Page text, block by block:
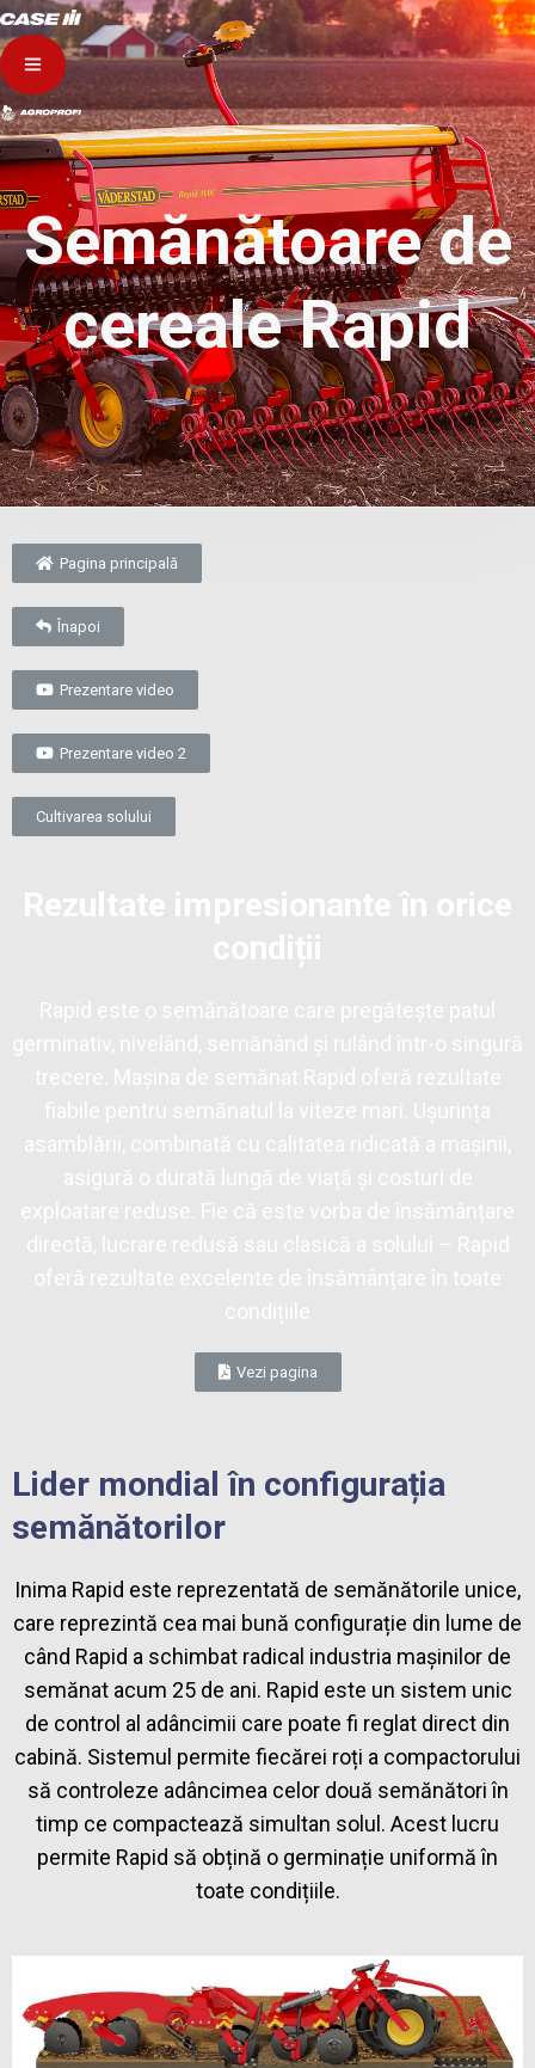
Semănătoare de
cereale Rapid
Pagina principală
Înapoi
Prezentare video
Prezentare video 2
Cultivarea solului
Vezi pagina
Lider mondial în configurația
semănătorilor
Inima Rapid este reprezentată de semănătorile unice,
care reprezintă cea mai bună configurație din lume de
când Rapid a schimbat radical industria mașinilor de
semănat acum 25 de ani. Rapid este un sistem unic
de control al adâncimii care poate fi reglat direct din
cabină. Sistemul permite fiecărei roți a compactorului
să controleze adâncimea celor două semănători în
timp ce compactează simultan solul. Acest lucru
permite Rapid să obțină o germinație uniformă în
toate condițiile.